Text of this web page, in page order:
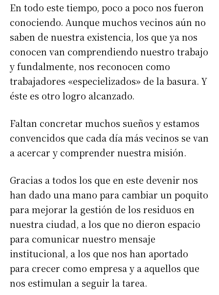
En todo este tiempo, poco a poco nos fueron
conociendo. Aunque muchos vecinos aún no
saben de nuestra existencia, los que ya nos
conocen van comprendiendo nuestro trabajo
y fundalmente, nos reconocen como
trabajadores «especielizados» de la basura. Y
éste es otro logro alcanzado.
Faltan concretar muchos sueños y estamos
convencidos que cada día más vecinos se van
a acercar y comprender nuestra misión.
Gracias a todos los que en este devenir nos
han dado una mano para cambiar un poquito
para mejorar la gestión de los residuos en
nuestra ciudad, a los que no dieron espacio
para comunicar nuestro mensaje
institucional, a los que nos han aportado
para crecer como empresa y a aquellos que
nos estimulan a seguir la tarea.